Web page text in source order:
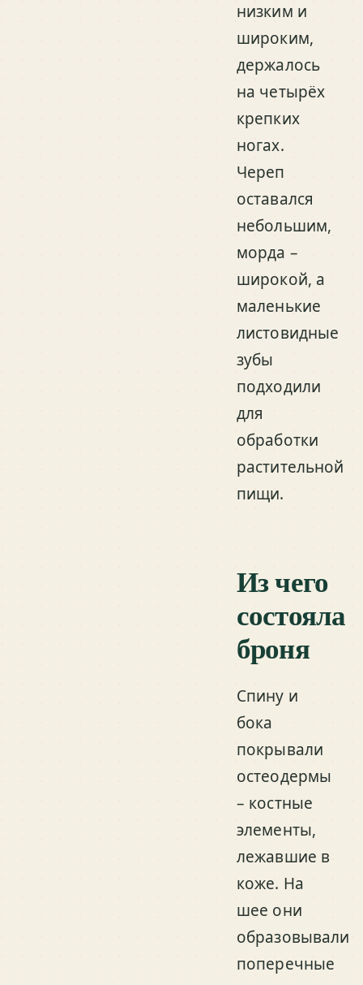
низким и
широким,
держалось
на четырёх
крепких
ногах.
Череп
оставался
небольшим,
морда –
широкой, а
маленькие
листовидные
зубы
подходили
для
обработки
растительной
пищи.
Из чего
состояла
броня
Спину и
бока
покрывали
остеодермы
– костные
элементы,
лежавшие в
коже. На
шее они
образовывали
поперечные